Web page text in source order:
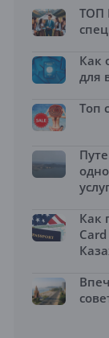
ТОП
Как
для
Топ
Как